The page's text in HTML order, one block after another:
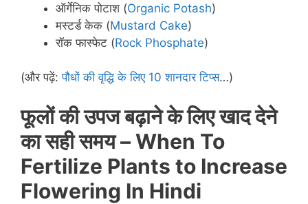
ऑर्गेनिक पोटाश (Organic Potash)
मस्टर्ड केक (Mustard Cake)
रॉक फास्फेट (Rock Phosphate)
(और पढ़ें:पौधों की वृद्धि के लिए 10 शानदार टिप्स…)
फूलों की उपज बढ़ाने के लिए खाद देने
का सही समय –When To
Fertilize Plants to Increase
Flowering In Hindi